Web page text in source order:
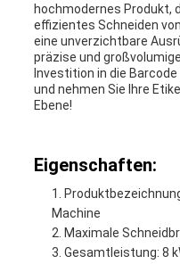
hochmodernes Produkt,
effizientes Schneiden
eine unverzichtbare
präzise und
Investition in die
und nehmen Sie Ihre
Ebene!
Eigenschaften:
Machine
Maximale
Gesamtleistung: 8